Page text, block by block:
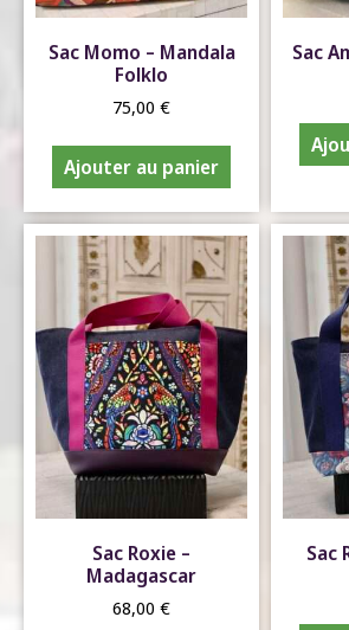
Sac Momo – Mandala
Folklo
75,00 €
Ajouter au panier
Sac
Sac Roxie –
Madagascar
68,00 €
Sac